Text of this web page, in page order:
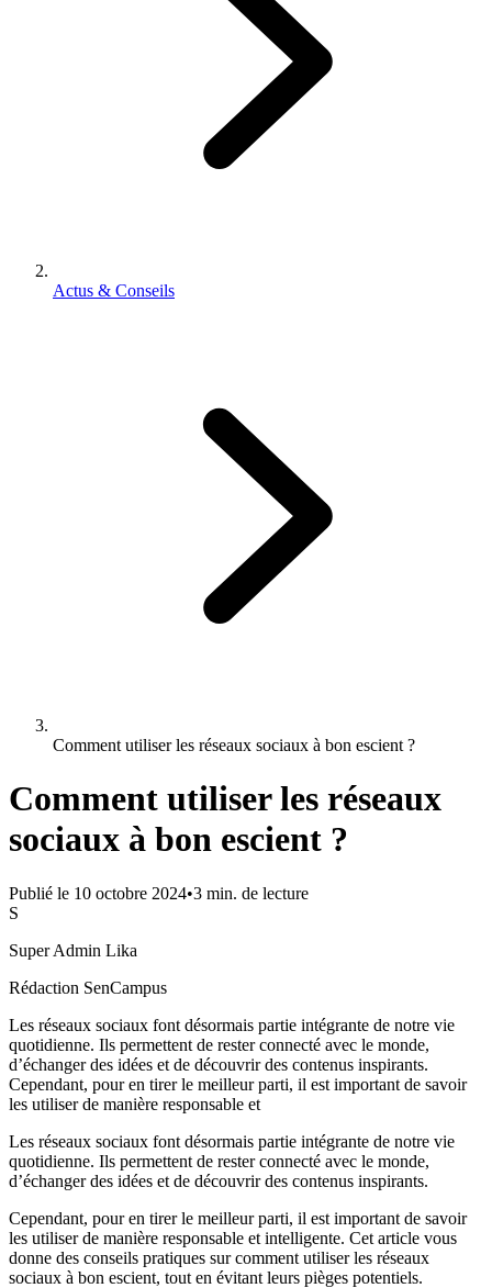
Actus & Conseils
Comment utiliser les réseaux sociaux à bon escient ?
Comment utiliser les réseaux
sociaux à bon escient ?
Publié le 10 octobre 2024•3 min. de lecture
S
Super Admin Lika
Rédaction SenCampus
Les réseaux sociaux font désormais partie intégrante de notre vie
quotidienne. Ils permettent de rester connecté avec le monde,
d’échanger des idées et de découvrir des contenus inspirants.
Cependant, pour en tirer le meilleur parti, il est important de savoir
les utiliser de manière responsable et
Les réseaux sociaux font désormais partie intégrante de notre vie
quotidienne. Ils permettent de rester connecté avec le monde,
d’échanger des idées et de découvrir des contenus inspirants.
Cependant, pour en tirer le meilleur parti, il est important de savoir
les utiliser de manière responsable et intelligente. Cet article vous
donne des conseils pratiques sur comment utiliser les réseaux
sociaux à bon escient, tout en évitant leurs pièges potentiels.